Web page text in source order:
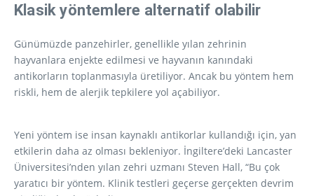
Klasik yöntemlere alternatif olabilir
Günümüzde panzehirler, genellikle yılan zehrinin
hayvanlara enjekte edilmesi ve hayvanın kanındaki
antikorların toplanmasıyla üretiliyor. Ancak bu yöntem hem
riskli, hem de alerjik tepkilere yol açabiliyor.
Yeni yöntem ise insan kaynaklı antikorlar kullandığı için, yan
etkilerin daha az olması bekleniyor. İngiltere’deki Lancaster
Üniversitesi’nden yılan zehri uzmanı Steven Hall, “Bu çok
yaratıcı bir yöntem. Klinik testleri geçerse gerçekten devrim